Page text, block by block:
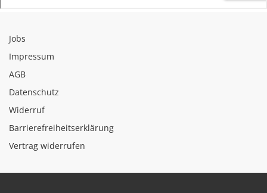
Jobs
Impressum
AGB
Datenschutz
Widerruf
Barrierefreiheitserklärung
Vertrag widerrufen